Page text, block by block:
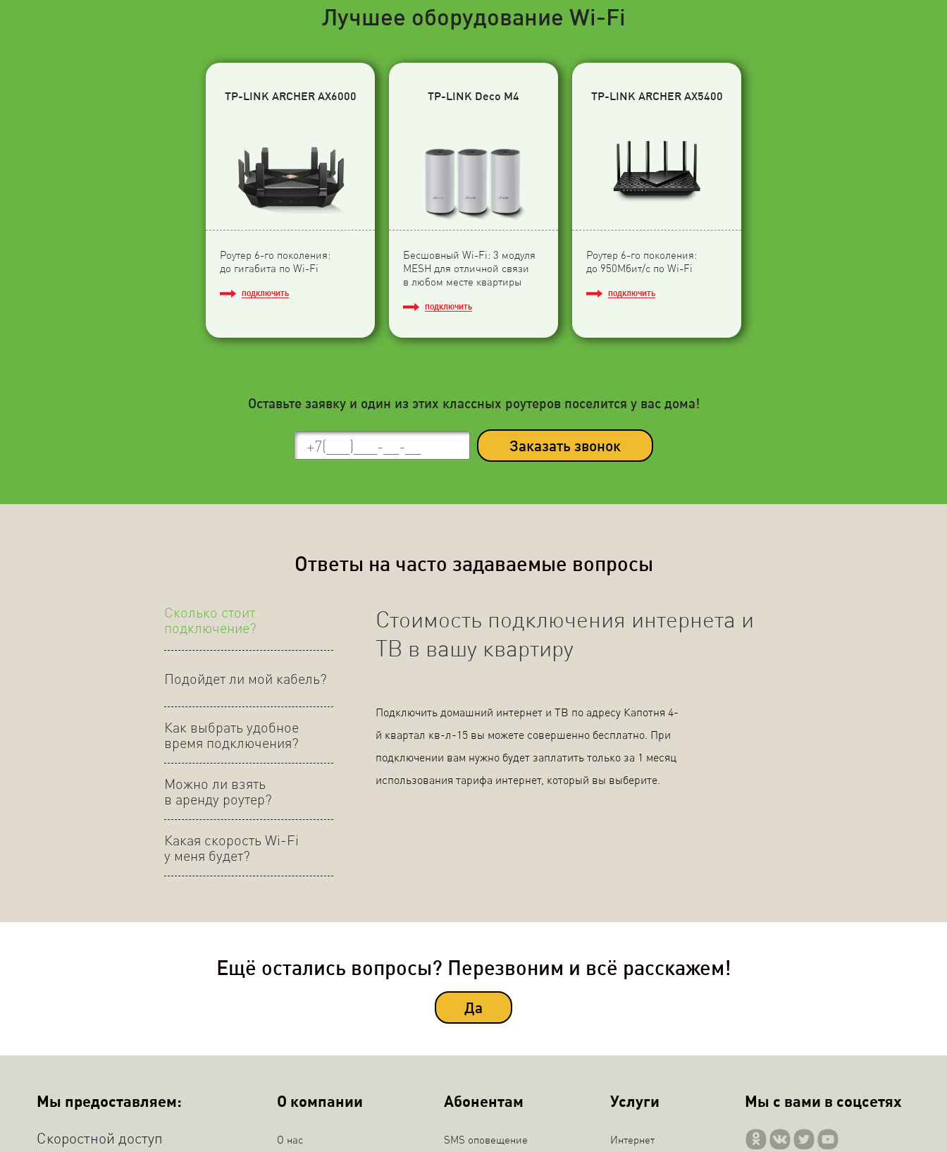
Лучшее оборудование Wi-Fi
TP-LINK ARCHER AX6000
Роутер 6-го поколения:
до гигабита по Wi-Fi
ПОДКЛЮЧИТЬ
TP-LINK Deco M4
Бесшовный Wi-Fi: 3 модуля
МESH для отличной связи
в любом месте квартиры
ПОДКЛЮЧИТЬ
TP-LINK ARCHER AX5400
Роутер 6-го поколения:
до 950Мбит/с по Wi-Fi
ПОДКЛЮЧИТЬ
Оставьте заявку и один из этих классных роутеров поселится у вас дома!
Заказать звонок
Ответы на часто задаваемые вопросы
Сколько стоит
подключение?
Подойдет ли мой кабель?
Как выбрать удобное
время подключения?
Можно ли взять
в аренду роутер?
Какая скорость Wi-Fi
у меня будет?
Стоимость подключения интернета и
ТВ в вашу квартиру
Подключить домашний интернет и ТВ по адресу Капотня 4-
й квартал кв-л-15 вы можете совершенно бесплатно. При
подключении вам нужно будет заплатить только за 1 месяц
использования тарифа интернет, который вы выберите.
Ещё остались вопросы? Перезвоним и всё расскажем!
Да
Мы предоставляем:
Скоростной доступ
О компании
О нас
Абонентам
SMS оповещение
Услуги
Интернет
Мы с вами в соцсетях